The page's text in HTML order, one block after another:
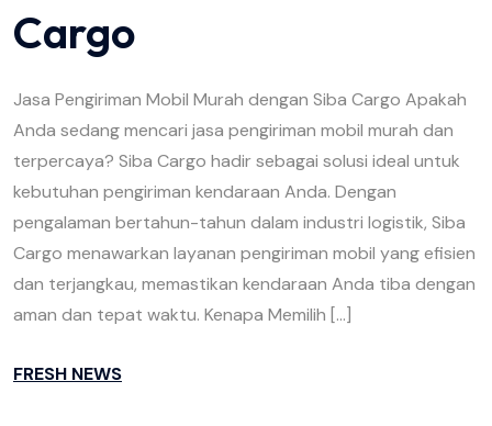
Cargo
Jasa Pengiriman Mobil Murah dengan Siba Cargo Apakah
Anda sedang mencari jasa pengiriman mobil murah dan
terpercaya? Siba Cargo hadir sebagai solusi ideal untuk
kebutuhan pengiriman kendaraan Anda. Dengan
pengalaman bertahun-tahun dalam industri logistik, Siba
Cargo menawarkan layanan pengiriman mobil yang efisien
dan terjangkau, memastikan kendaraan Anda tiba dengan
aman dan tepat waktu. Kenapa Memilih […]
FRESH NEWS